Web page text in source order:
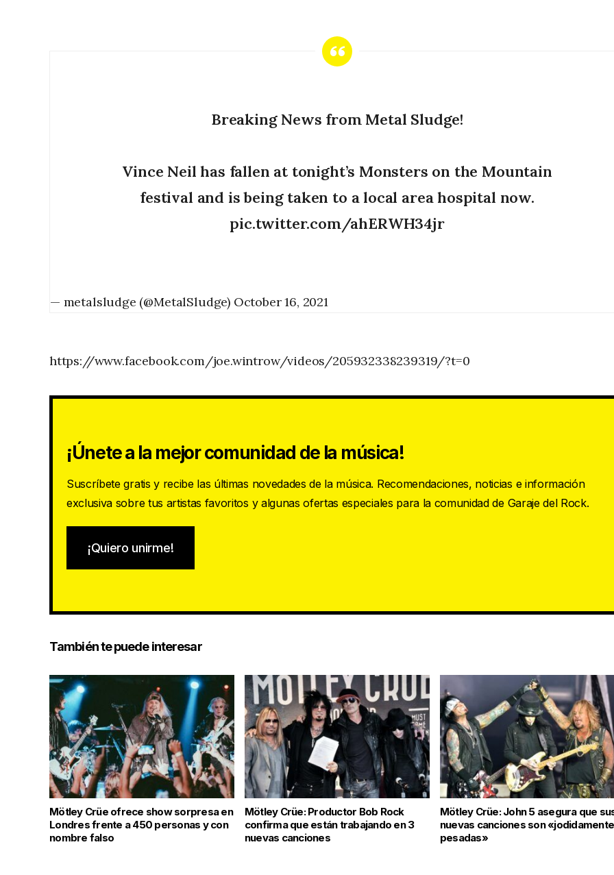
Breaking News from Metal Sludge!
Vince Neil has fallen at tonight’s Monsters on the Mountain
festival and is being taken to a local area hospital now.
pic.twitter.com/ahERWH34jr
— metalsludge (@MetalSludge) October 16, 2021
https://www.facebook.com/joe.wintrow/videos/205932338239319/?t=0
¡Únete a la mejor comunidad de la música!
Suscríbete gratis y recibe las últimas novedades de la música. Recomendaciones, noticias e información
exclusiva sobre tus artistas favoritos y algunas ofertas especiales para la comunidad de Garaje del Rock.
¡Quiero unirme!
También te puede interesar
Mötley Crüe ofrece show sorpresa en
Londres frente a 450 personas y con
nombre falso
Mötley Crüe: Productor Bob Rock
confirma que están trabajando en 3
nuevas canciones
Mötley Crüe: John 5 asegura que
nuevas canciones son «jodidamente
pesadas»